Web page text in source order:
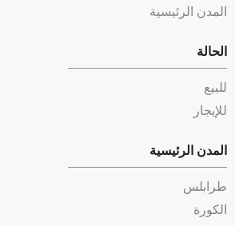
المدن الرئيسية
الحالة
للبيع
للإيجار
المدن الرئيسية
طرابلس
الكورة